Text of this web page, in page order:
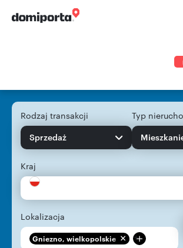
Rodzaj transakcji
Sprzedaż
Typ
Kraj
Lokalizacja
Gniezno, wielkopolskie +